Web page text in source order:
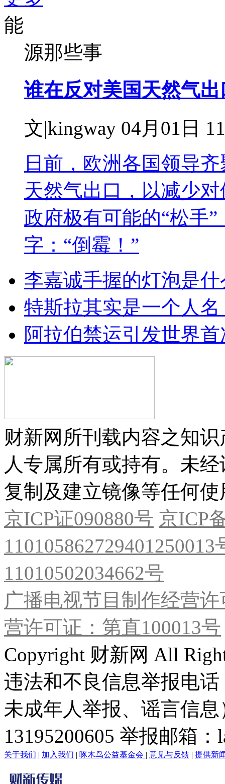
能
源那些事
谁在反对美国天然气
文|kingway 04月01日
日前，欧洲各国领导
天然气出口，以减少
政府极有可能的“松手
字：“倒霉！”
李嘉诚手握的灯泡是什
特斯拉其实是一个人
阿拉伯禁运引发世界
财新网所刊载内容之知
人专属所有或持有。未
复制及建立镜像等任何使
京ICP证090880号 京ICP
11010502034662号
广播电视节目制作经营
营许可证：第直100013号
Copyright 财新网 All
违法和不良信息举报电
未成年人举报、谣言信
13195200605 举报邮箱
关于我们 | 加入我们 | 啄木鸟公益基金会 | 意见与反馈 | 提供新